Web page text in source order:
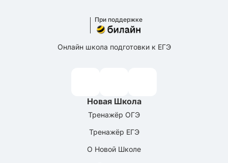
При поддержке
Онлайн школа подготовки к ЕГЭ
Новая Школа
Тренажёр ОГЭ
Тренажёр ЕГЭ
О Новой Школе